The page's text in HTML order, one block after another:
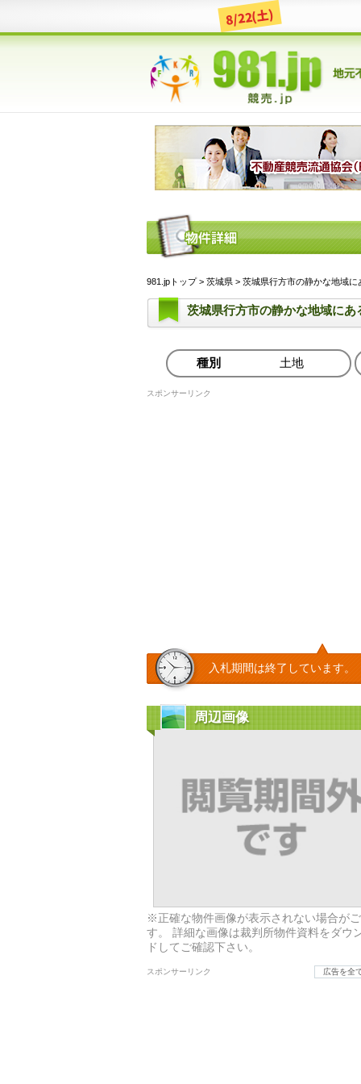
8/22(土)
981.jpトップ> 茨城県 > 茨城県行方市の静かな地域
茨城県行方市の静かな地域にあ
種別 土地
スポンサーリンク
入札期間は終了しています。
周辺画像
※正確な物件画像が表示されない場合が
す。 詳細な画像は裁判所物件資料をダウ
ドしてご確認下さい。
スポンサーリンク 広告を全